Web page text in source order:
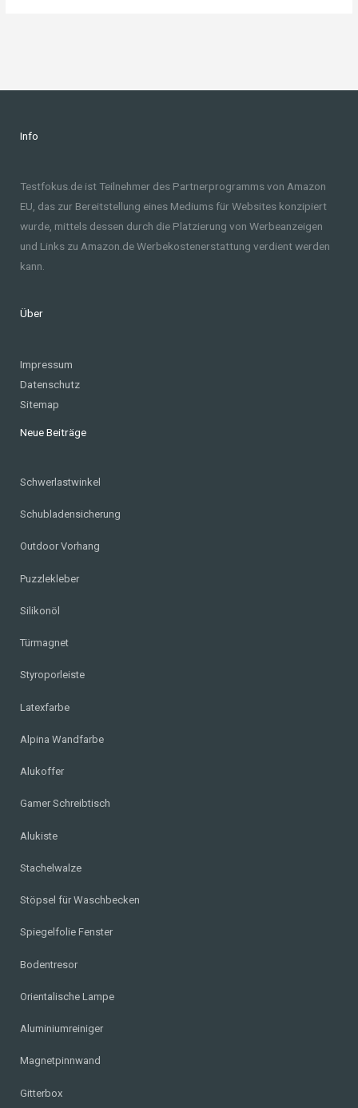
Info
Testfokus.de ist Teilnehmer des Partnerprogramms von Amazon
EU, das zur Bereitstellung eines Mediums für Websites konzipiert
wurde, mittels dessen durch die Platzierung von Werbeanzeigen
und Links zu Amazon.de Werbekostenerstattung verdient werden
kann.
Über
Impressum
Datenschutz
Sitemap
Neue Beiträge
Schwerlastwinkel
Schubladensicherung
Outdoor Vorhang
Puzzlekleber
Silikonöl
Türmagnet
Styroporleiste
Latexfarbe
Alpina Wandfarbe
Alukoffer
Gamer Schreibtisch
Alukiste
Stachelwalze
Stöpsel für Waschbecken
Spiegelfolie Fenster
Bodentresor
Orientalische Lampe
Aluminiumreiniger
Magnetpinnwand
Gitterbox